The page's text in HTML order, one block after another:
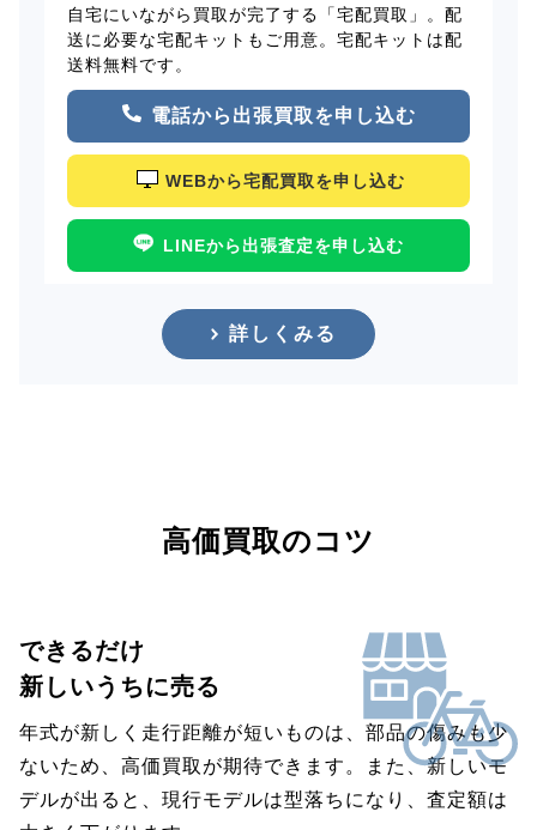
自宅にいながら買取が完了する「宅配買取」。配
送に必要な宅配キットもご用意。宅配キットは配
送料無料です。
電話から出張買取を申し込む
WEBから宅配買取を申し込む
LINEから出張査定を申し込む
詳しくみる
高価買取のコツ
できるだけ
新しいうちに売る
年式が新しく走行距離が短いものは、部品の傷みも少
ないため、高価買取が期待できます。また、新しいモ
デルが出ると、現行モデルは型落ちになり、査定額は